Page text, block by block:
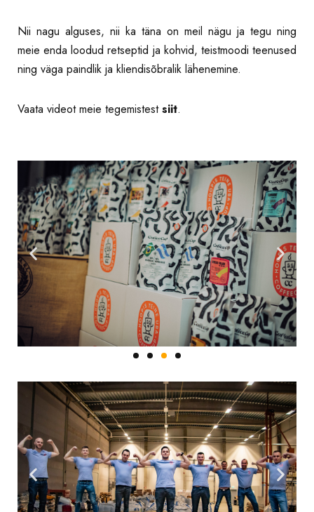
Nii nagu alguses, nii ka täna on meil nägu ja tegu ning
meie enda loodud retseptid ja kohvid, teistmoodi teenused
ning väga paindlik ja kliendisõbralik lähenemine.
Vaata videot meie tegemistestsiit.